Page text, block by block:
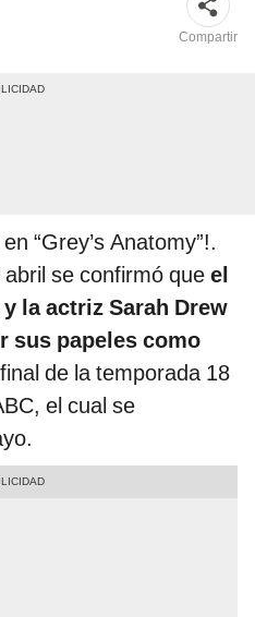
Compartir
“Grey’s Anatomy”!.
se confirmó que el
la actriz Sarah Drew
sus papeles como
de la temporada 18
el cual se